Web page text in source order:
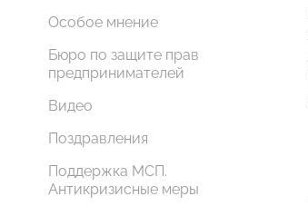
Особое мнение
Бюро по защите прав
предпринимателей
Видео
Поздравления
Поддержка МСП.
Антикризисные меры